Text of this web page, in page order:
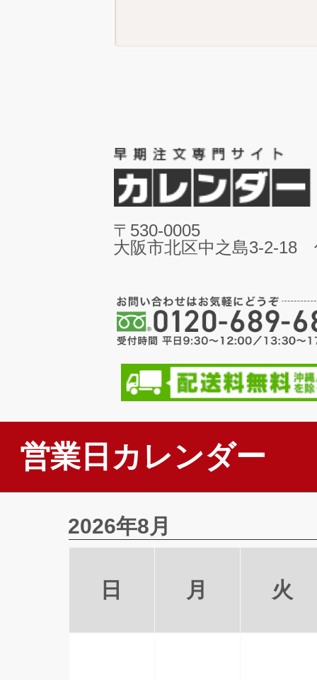
〒530-0005
大阪市北区中之島3-2-18
営業日カレンダー
2026年8月
日 月 火